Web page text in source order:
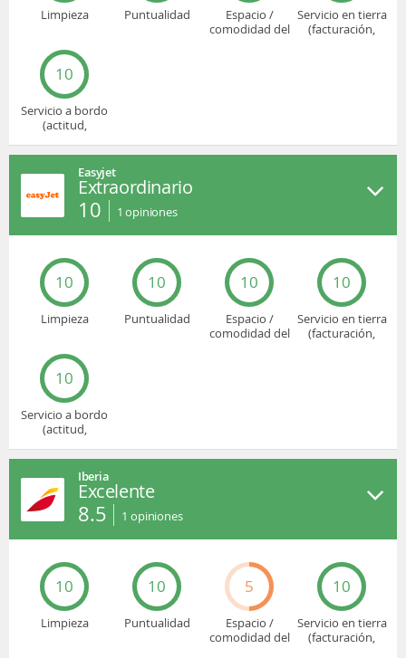
Limpieza Puntualidad
Espacio /
comodidad del
Servicio en tierra
(facturación,
10
Servicio a bordo
(actitud,
Easyjet
Extraordinario
10 1 opiniones
10
Limpieza
10
Puntualidad
10
Espacio /
comodidad del
10
Servicio en tierra
(facturación,
10
Servicio a bordo
(actitud,
Iberia
Excelente
8.5 1 opiniones
10
Limpieza
10
Puntualidad
5
Espacio /
comodidad del
10
Servicio en tierra
(facturación,